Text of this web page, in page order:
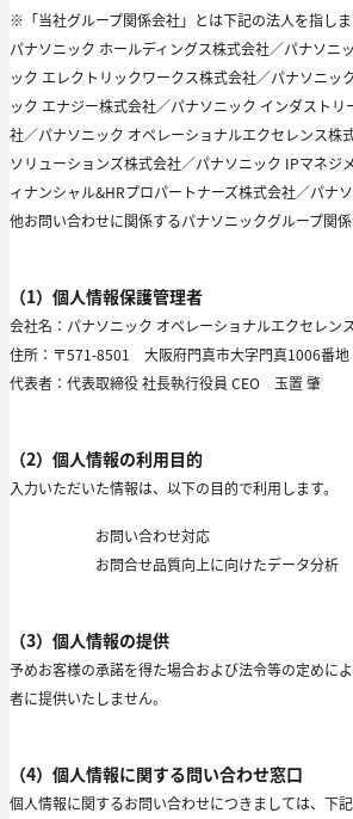
※「当社グループ関係会社」とは下記の法人を指しま
パナソニック ホールディングス株式会社／パナソニ
ック エレクトリックワークス株式会社／パナソニッ
ック エナジー株式会社／パナソニック インダスト
社／パナソニック オペレーショナルエクセレンス株
ソリューションズ株式会社／パナソニック IPマネジ
ィナンシャル&HRプロパートナーズ株式会社／パナ
他お問い合わせに関係するパナソニックグループ関
（1）個人情報保護管理者
会社名：パナソニック オペレーショナルエクセレン
住所：〒571-8501 大阪府門真市大字門真1006番地
代表者：代表取締役 社長執行役員 CEO 玉置 肇
（2）個人情報の利用目的
入力いただいた情報は、以下の目的で利用します。
お問い合わせ対応
お問合せ品質向上に向けたデータ分析
（3）個人情報の提供
予めお客様の承諾を得た場合および法令等の定めに
者に提供いたしません。
（4）個人情報に関する問い合わせ窓口
個人情報に関するお問い合わせにつきましては、下